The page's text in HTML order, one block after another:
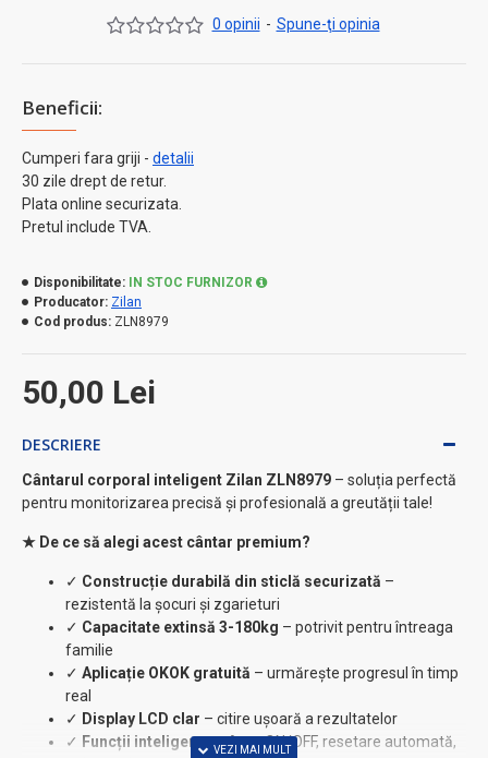
Beneficii:
Cumperi fara griji - detalii
30 zile drept de retur.
Plata online securizata.
Pretul include TVA.
0 opinii - Spune-ţi opinia
50,00 Lei
Disponibilitate:
IN STOC FURNIZOR
Producator: Zilan
Cod produs: ZLN8979
DESCRIERE
Cântarul corporal inteligent Zilan ZLN8979 – soluția perfectă
pentru monitorizarea precisă și profesională a greutății tale!
★ De ce să alegi acest cântar premium?
✓ Construcție durabilă din sticlă securizată –
rezistentă la șocuri și zgarieturi
✓ Capacitate extinsă 3-180kg – potrivit pentru întreaga
familie
✓ Aplicație OKOK gratuită – urmărește progresul în timp
real
✓ Display LCD clar – citire ușoară a rezultatelor
✓ Funcții inteligente– Auto ON/OFF, resetare automată,